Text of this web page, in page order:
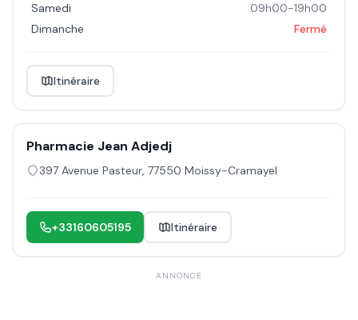
Samedi
09h00-19h00
Dimanche
Fermé
Itinéraire
Pharmacie Jean Adjedj
397 Avenue Pasteur, 77550 Moissy-Cramayel
+33160605195 Itinéraire
ANNONCE